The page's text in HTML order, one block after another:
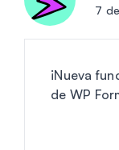
7
¡Nueva
de WP